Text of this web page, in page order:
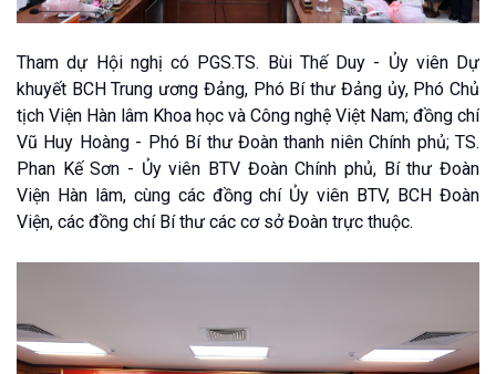
Tham dự Hội nghị có PGS.TS. Bùi Thế Duy - Ủy viên Dự
khuyết BCH Trung ương Đảng, Phó Bí thư Đảng ủy, Phó Chủ
tịch Viện Hàn lâm Khoa học và Công nghệ Việt Nam; đồng chí
Vũ Huy Hoàng - Phó Bí thư Đoàn thanh niên Chính phủ; TS.
Phan Kế Sơn - Ủy viên BTV Đoàn Chính phủ, Bí thư Đoàn
Viện Hàn lâm, cùng các đồng chí Ủy viên BTV, BCH Đoàn
Viện, các đồng chí Bí thư các cơ sở Đoàn trực thuộc.